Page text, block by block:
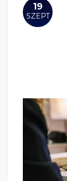
19
SZEPT